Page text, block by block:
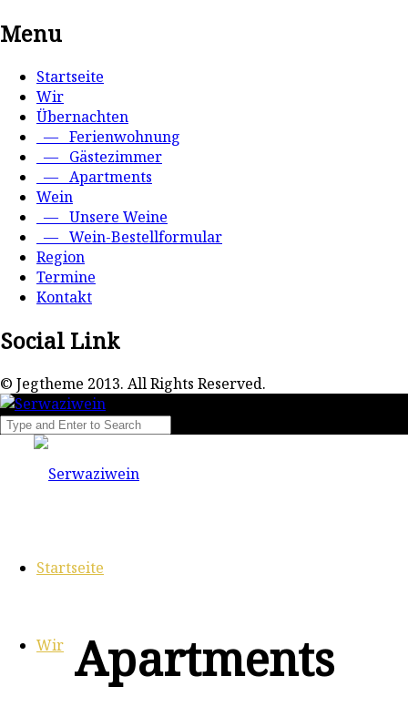
Menu
Startseite
Wir
Übernachten
— Ferienwohnung
— Gästezimmer
— Apartments
Wein
— Unsere Weine
— Wein-Bestellformular
Region
Termine
Kontakt
Social Link
© Jegtheme 2013. All Rights Reserved.
Startseite
Wir Apartments